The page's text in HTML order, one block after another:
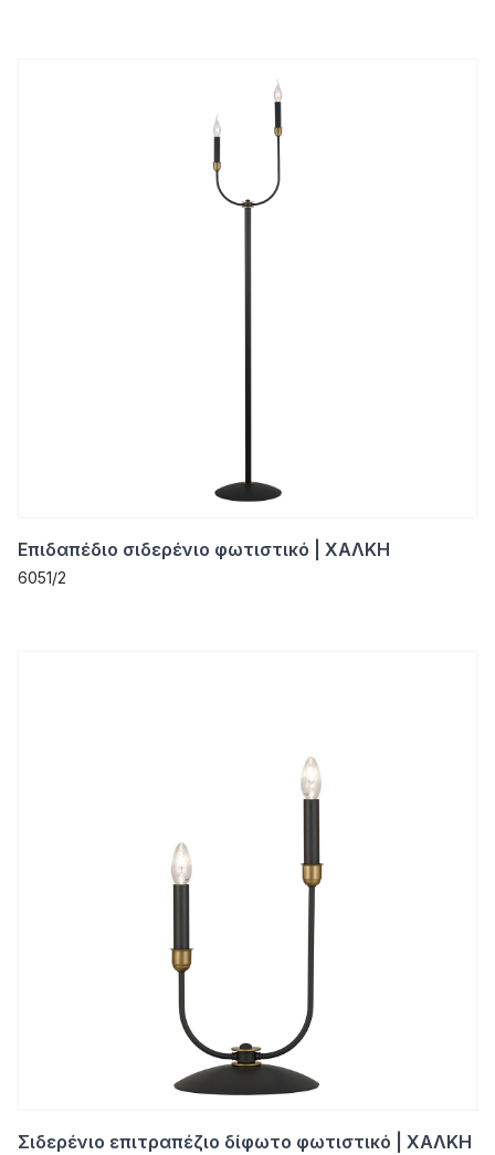
Επιδαπέδιο σιδερένιο φωτιστικό | ΧΑΛΚΗ
6051/2
Σιδερένιο επιτραπέζιο δίφωτο φωτιστικό | ΧΑΛΚΗ